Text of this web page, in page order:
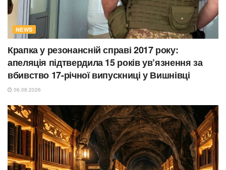
NEWS
Крапка у резонансній справі 2017 року:
апеляція підтвердила 15 років ув’язнення за
вбивство 17-річної випускниці у Вишнівці
06.08.2026